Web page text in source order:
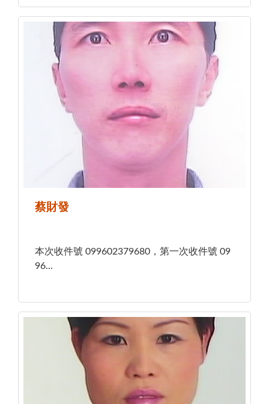
蔡財發
本次收件號 099602379680，第一次收件號 09
96...